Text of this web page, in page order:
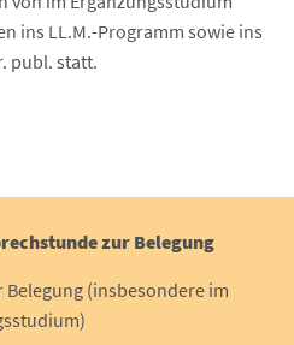
ins LL.M.-Programm sowie ins
publ. statt.
zur Belegung
Belegung (insbesondere im